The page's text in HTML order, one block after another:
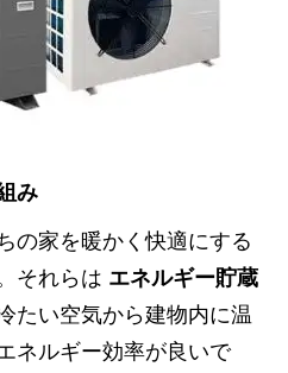
み
の家を暖かく快適にする
それらは エネルギー貯蔵
たい空気から建物内に温
ネルギー効率が良いで